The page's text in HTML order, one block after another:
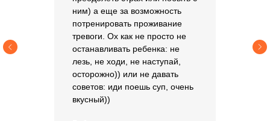
ним) а еще за возможность
потренировать проживание
тревоги. Ох как не просто не
останавливать ребенка: не
лезь, не ходи, не наступай,
осторожно)) или не давать
советов: иди поешь суп, очень
вкусный))
Хотите задать
вопрос или